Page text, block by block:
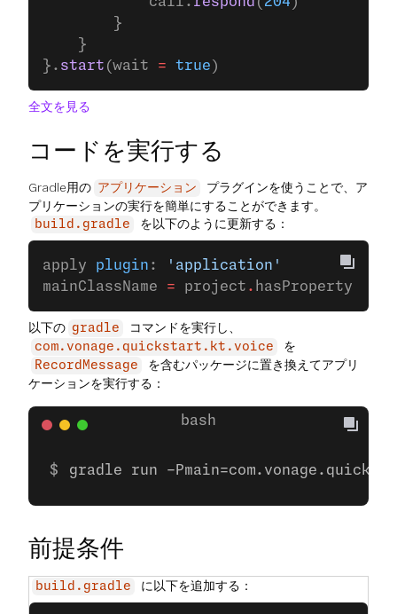
        }
    }
}. start (wait = true )
全文を見る
コードを実行する
Gradle用の アプリケーション
プラグインを使うことで、ア
プリケーションの実行を簡単にすることができます。
build.gradle を以下のように更新する：
apply plugin :
'application'
mainClassName = project . hasProperty(
以下の gradle コマンドを実行し、
com.vonage.quickstart.kt.voice を
RecordMessage
を含むパッケージに置き換えてアプリ
ケーションを実行する：
gradle run -
前提条件
build.gradle に以下を追加する：